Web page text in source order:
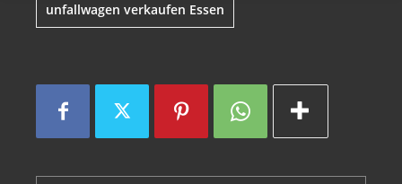
unfallwagen verkaufen Essen